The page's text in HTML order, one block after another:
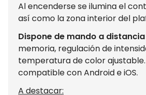
Al encenderse se ilumina el
así como la zona interior del
Dispone de mando a distancia
memoria, regulación de
temperatura de color ajustable.
compatible con Android e iOS.
A destacar: